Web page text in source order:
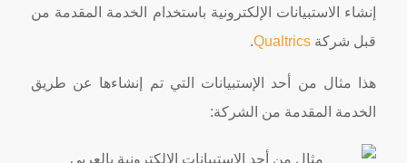
إنشاء الاستبيانات الإلكترونية باستخدام الخدمة المقدمة من
قبل شركة Qualtrics
.
هذا مثال من أحد الإستبيانات التي تم إنشاءها عن طريق
الخدمة المقدمة من الشركة: